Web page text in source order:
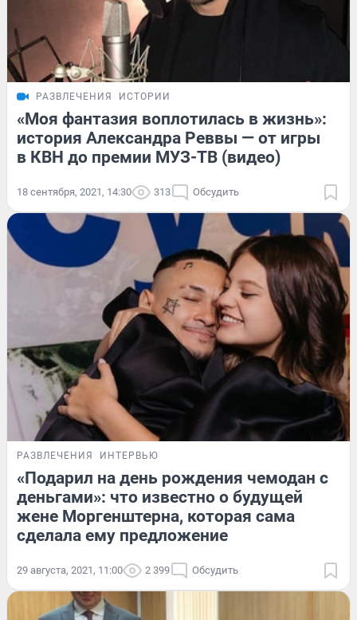
РАЗВЛЕЧЕНИЯ ИСТОРИИ
«Моя фантазия воплотилась в жизнь»:
история Александра Реввы — от игры
в КВН до премии МУЗ-ТВ (видео)
18 сентября, 2021, 14:30 313 Обсудить
РАЗВЛЕЧЕНИЯ ИНТЕРВЬЮ
«Подарил на день рождения чемодан с
деньгами»: что известно о будущей
жене Моргенштерна, которая сама
сделала ему предложение
29 августа, 2021, 11:00 2 399 Обсудить